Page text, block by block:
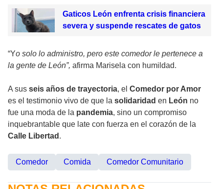
Gaticos León enfrenta crisis financiera
severa y suspende rescates de gatos
“Yo solo lo administro, pero este comedor le pertenece a
la gente de León”, afirma Marisela con humildad.
A sus seis años de trayectoria, el Comedor por Amor
es el testimonio vivo de que la solidaridad en León no
fue una moda de la pandemia, sino un compromiso
inquebrantable que late con fuerza en el corazón de la
Calle Libertad .
Comedor Comida Comedor Comunitario